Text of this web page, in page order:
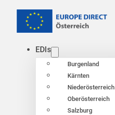
EDIs
Burgenland
Kärnten
Niederösterreich
Oberösterreich
Salzburg